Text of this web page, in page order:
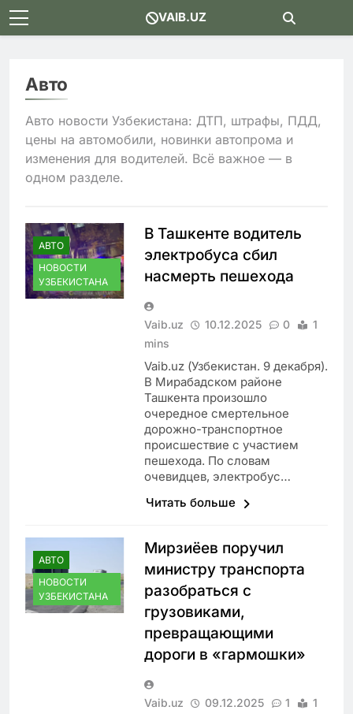
Skip
to
VAIB.UZ
Авто
Авто новости Узбекистана: ДТП, штрафы, ПДД,
цены на автомобили, новинки автопрома и
изменения для водителей. Всё важное — в
одном разделе.
АВТО
НОВОСТИ
УЗБЕКИСТАНА
В Ташкенте водитель
электробуса сбил
насмерть пешехода
Vaib.uz 10.12.2025 0
1
mins
Vaib.uz (Узбекистан. 9 декабря).
В Мирабадском районе
Ташкента произошло
очередное смертельное
дорожно-транспортное
происшествие с участием
пешехода. По словам
очевидцев, электробус…
Читать больше
АВТО
НОВОСТИ
УЗБЕКИСТАНА
Мирзиёев поручил
министру транспорта
разобраться с
грузовиками,
превращающими
дороги в «гармошки»
Vaib.uz 09.12.2025 1
1